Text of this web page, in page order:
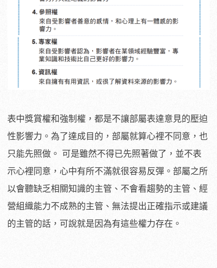
表中獎賞權和強制權，都是不讓部屬表達意見的壓迫
性影響力。為了達成目的，部屬就算心裡不同意，也
只能先照做。 可是雖然不得已先照著做了，並不表
示心裡同意，心中有所不滿就很容易反彈。部屬之所
以會聽缺乏相關知識的主管、不會看趨勢的主管、經
營組織能力不成熟的主管、無法提出正確指示或建議
的主管的話，可說就是因為有這些權力存在。